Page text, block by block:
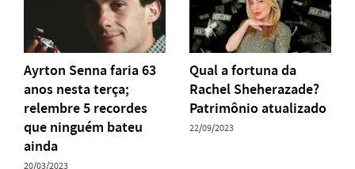
Ayrton Senna faria 63
anos nesta terça;
relembre 5 recordes
que ninguém bateu
ainda
20/03/2023
Qual a fortuna da
Rachel Sheherazade?
Patrimônio atualizado
22/09/2023